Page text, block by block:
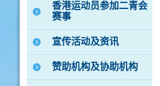
香港运动员参加二青会
赛事
宣传活动及资讯
赞助机构及协助机构